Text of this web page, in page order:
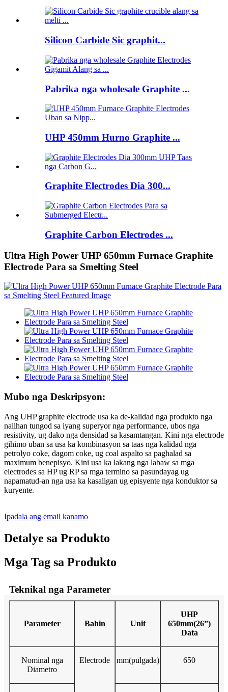
Silicon Carbide Sic graphit...
Pabrika nga wholesale Graphite ...
UHP 450mm Hurno Graphite ...
Graphite Electrodes Dia 300...
Graphite Carbon Electrodes ...
Ultra High Power UHP 650mm Furnace Graphite
Electrode Para sa Smelting Steel
Mubo nga Deskripsyon:
Ang UHP graphite electrode usa ka de-kalidad nga produkto nga
nailhan tungod sa iyang superyor nga performance, ubos nga
resistivity, ug dako nga densidad sa kasamtangan. Kini nga electrode
gihimo uban sa usa ka kombinasyon sa taas nga kalidad nga
petrolyo coke, dagom coke, ug coal aspalto sa paghalad sa
maximum benepisyo. Kini usa ka lakang nga labaw sa mga
electrodes sa HP ug RP sa mga termino sa pasundayag ug
napamatud-an nga usa ka kasaligan ug episyente nga konduktor sa
kuryente.
Ipadala ang email kanamo
Detalye sa Produkto
Mga Tag sa Produkto
Teknikal nga Parameter
Parameter Bahin Unit
UHP
650mm(26”)
Data
Nominal nga
Diametro
Electrode mm(pulgada) 650